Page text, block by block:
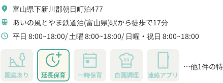
location_on 富山県下新川郡朝日町泊477
train あいの風とやま鉄道泊(富山県)駅から徒歩で17分
schedule 平日 8:00~18:00 土曜 8:00~18:00 日曜・祝日 8:00~18:00
園庭あり 延長保育 一時保育 自園調理 連絡アプリ
…他1件の